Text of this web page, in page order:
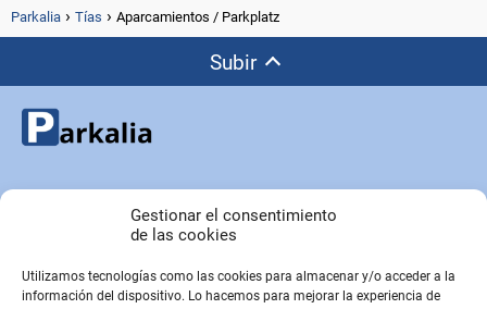
Gestionar el consentimiento
de las cookies
Utilizamos tecnologías como las cookies para almacenar y/o acceder a la
información del dispositivo. Lo hacemos para mejorar la experiencia de
Parkalia Tías Aparcamientos / Parkplatz
Subir
Copyright © Parkalia.es
PÁGINAS EMPRESA